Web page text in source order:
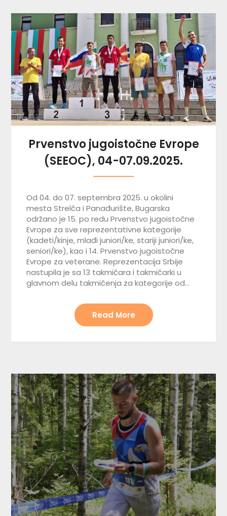
Prvenstvo jugoistočne Evrope
(SEEOC), 04-07.09.2025.
Od 04. do 07. septembra 2025. u okolini
mesta Strelča i Panađurište, Bugarska
održano je 15. po redu Prvenstvo jugoistočne
Evrope za sve reprezentativne kategorije
(kadeti/kinje, mlađi juniori/ke, stariji juniori/ke,
seniori/ke), kao i 14. Prvenstvo jugoistočne
Evrope za veterane. Reprezentacija Srbije
nastupila je sa 13 takmičara i takmičarki u
glavnom delu takmičenja za kategorije od…
Read More